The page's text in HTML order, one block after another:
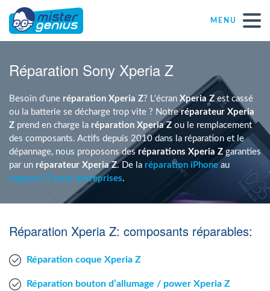
MENU
Magasins informatiques toutes marques
Particulier
Indépendant
PME
Réparation Sony Xperia Z
Besoin d'une réparation Xperia Z? L'écran Xperia Z est cassé
ou la batterie se décharge trop vite ? Notreréparateur Xperia
Z prend en charge la réparation Xperia Z ou le remplacement
des composants. Actifs depuis 2010 dans la réparation et le
dépannage, nous proposons des réparations Xperia Zgaranties
par un réparateur Xperia Z. De la réparation iPhone au
support IT pour entreprises.
Réparation Xperia Z: composants réparables:
Réparation coque Xperia Z
Réparation bouton d’allumage / power Xperia Z